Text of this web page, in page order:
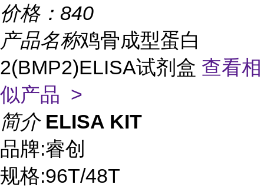
价格： 840
产品名称鸡骨成型蛋白
2(BMP2)ELISA试剂盒 查看相
似产品 >
简介 ELISA KIT
品牌:睿创
规格:96T/48T